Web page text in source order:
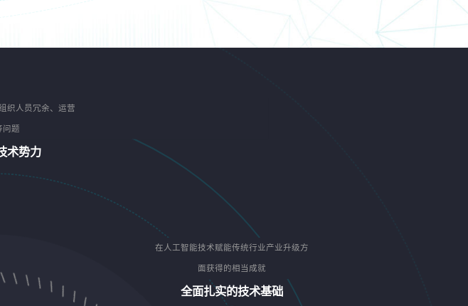
织人员冗余、运营
问题
术势力
在人工智能技术赋能传统行业产业升级方
面获得的相当成就
全面扎实的技术基础